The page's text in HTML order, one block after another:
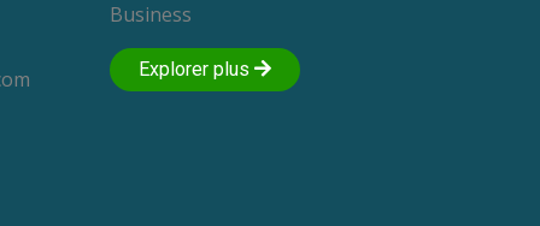
Business
Explorer plus